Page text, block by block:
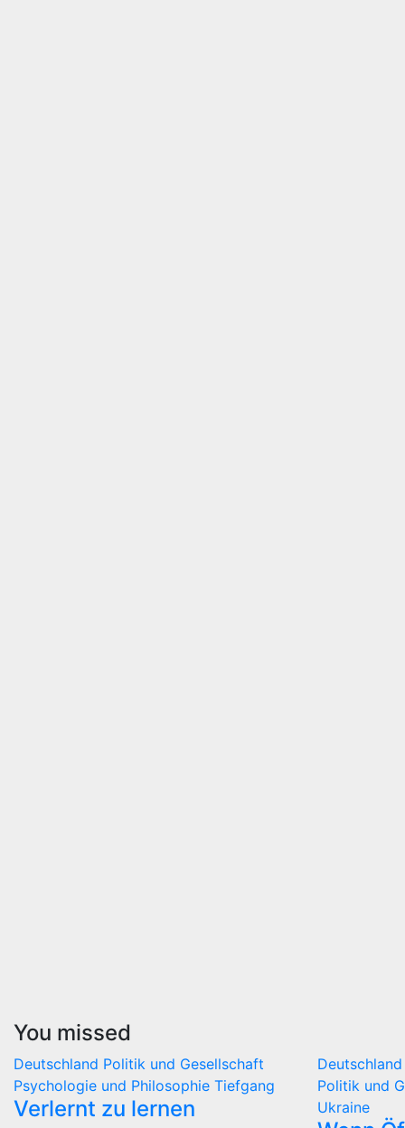
You missed
Deutschland Politik und Gesellschaft
Psychologie und Philosophie Tiefgang
Verlernt zu lernen
Politik und
Ukraine